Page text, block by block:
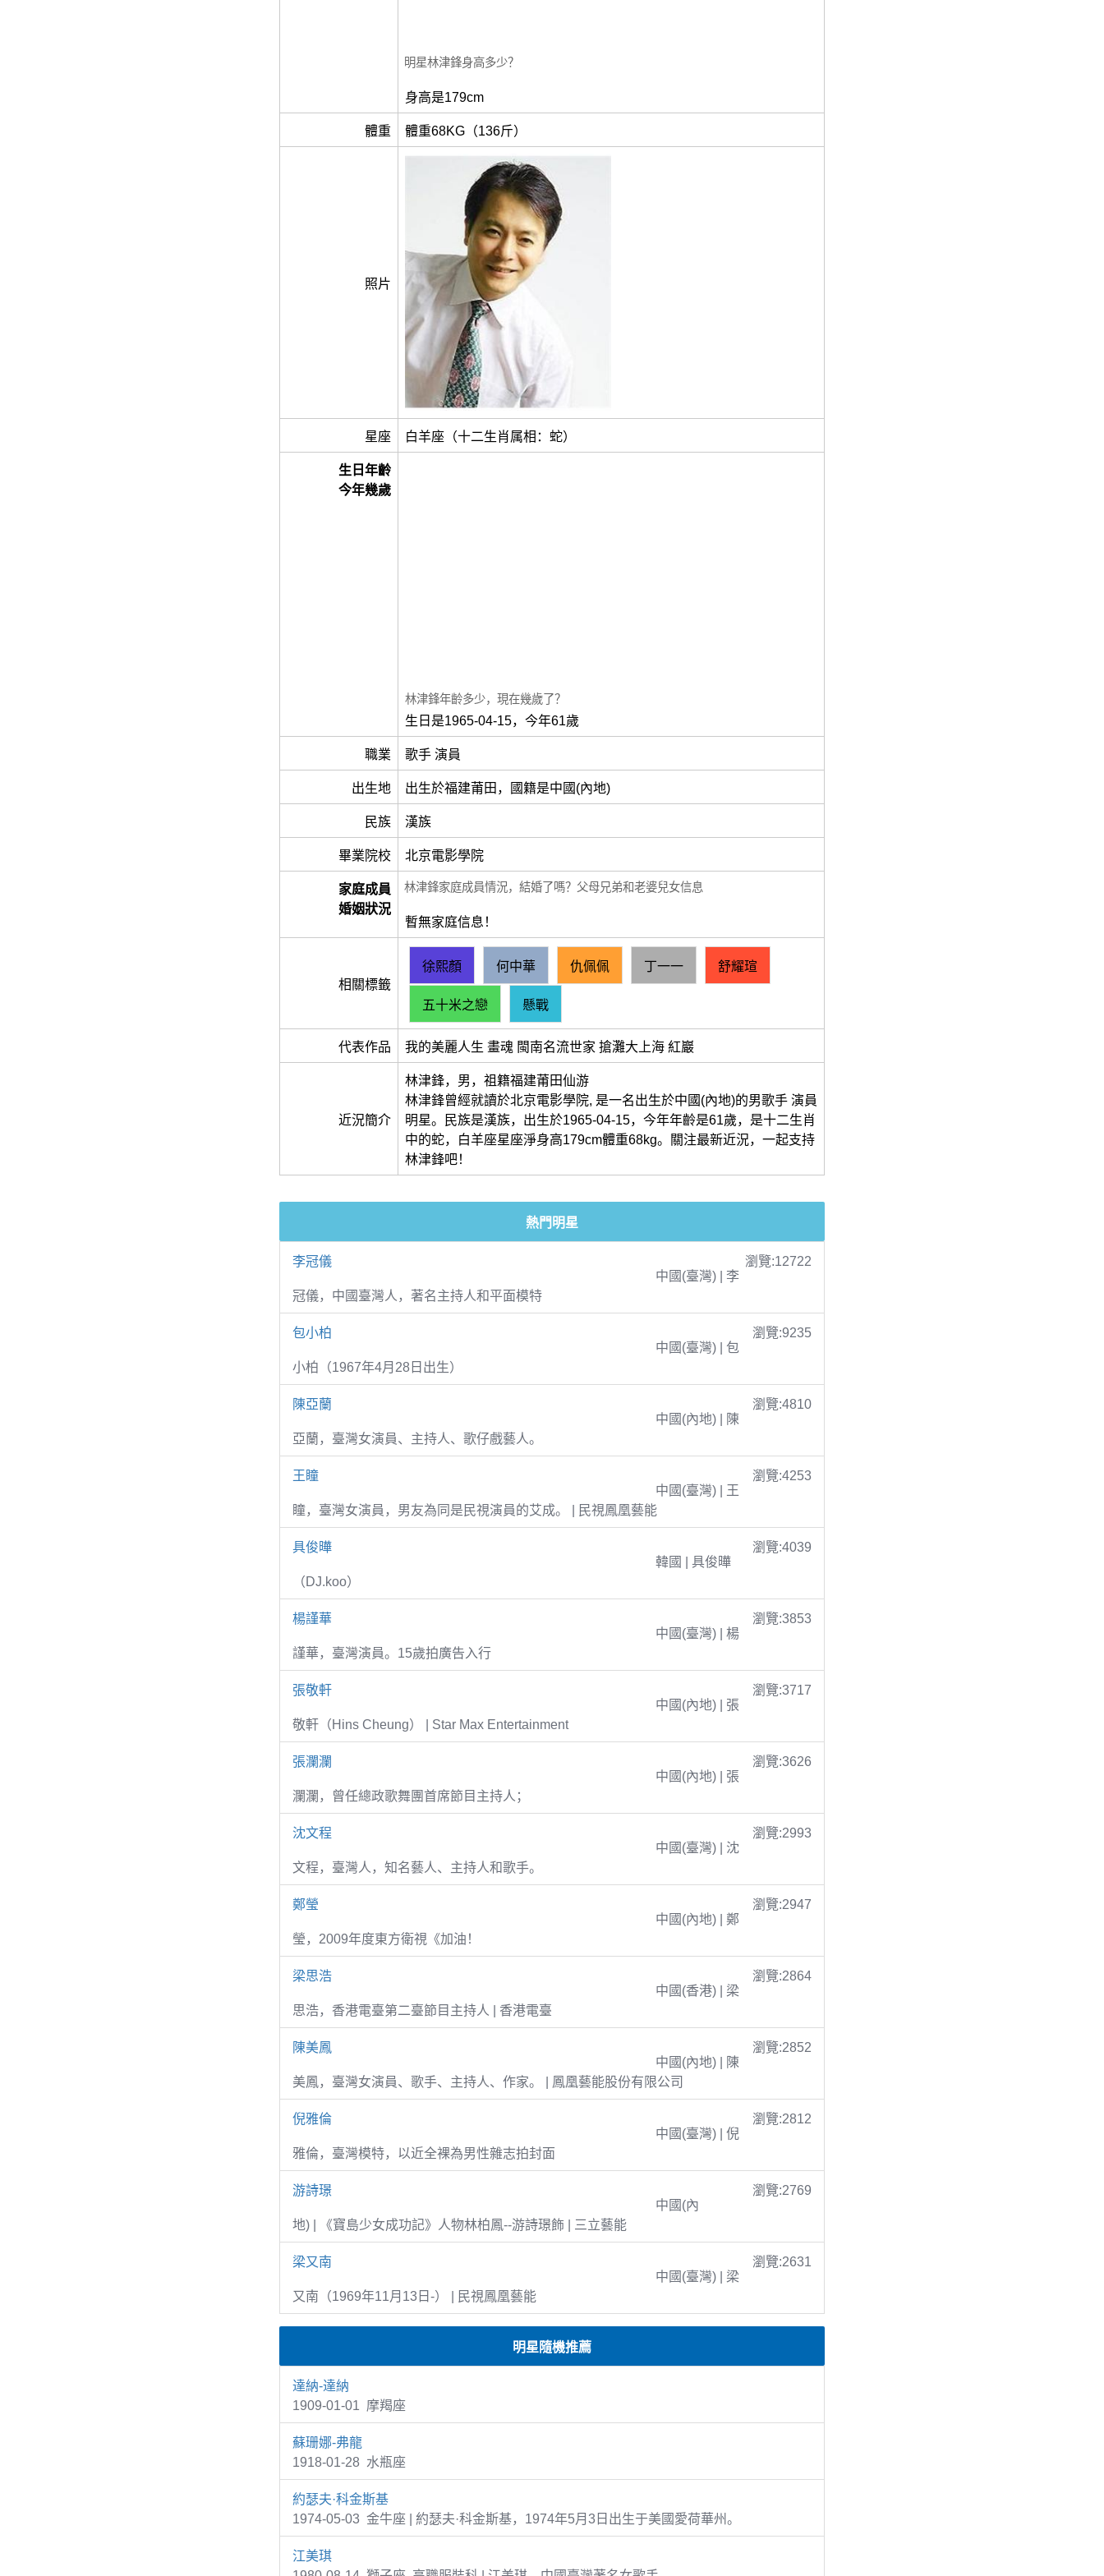
明星林津鋒身高多少？
身高是179cm
體重 體重68KG（136斤）
照片
星座 白羊座（十二生肖属相：蛇）
生日年齡
今年幾歲
林津鋒年齡多少，現在幾歲了？
生日是1965-04-15，今年61歲
職業 歌手 演員
出生地 出生於福建莆田，國籍是中國(內地)
民族 漢族
畢業院校 北京電影學院
家庭成員
婚姻狀況
林津鋒家庭成員情況，結婚了嗎？父母兄弟和老婆兒女信息
暫無家庭信息！
相關標籤
徐熙顏 何中華 仇佩佩 丁一一 舒耀瑄
五十米之戀 懸戰
代表作品 我的美麗人生 畫魂 閩南名流世家 搶灘大上海 紅巖
近況簡介
林津鋒，男，祖籍福建莆田仙游
林津鋒曾經就讀於北京電影學院, 是一名出生於中國(內地)的男歌手 演員
明星。民族是漢族，出生於1965-04-15，今年年齡是61歲，是十二生肖
中的蛇，白羊座星座淨身高179cm體重68kg。關注最新近況，一起支持
林津鋒吧！
熱門明星
李冠儀
瀏覽:12722
中國(臺灣) | 李
冠儀，中國臺灣人，著名主持人和平面模特
包小柏
瀏覽:9235
中國(臺灣) | 包
小柏（1967年4月28日出生）
陳亞蘭
瀏覽:4810
中國(內地) | 陳
亞蘭，臺灣女演員、主持人、歌仔戲藝人。
王瞳
瀏覽:4253
中國(臺灣) | 王
瞳，臺灣女演員，男友為同是民視演員的艾成。 | 民視鳳凰藝能
具俊曄
瀏覽:4039
韓國 | 具俊曄
（DJ.koo）
楊謹華
瀏覽:3853
中國(臺灣) | 楊
謹華，臺灣演員。15歲拍廣告入行
張敬軒
瀏覽:3717
中國(內地) | 張
敬軒（Hins Cheung） | Star Max Entertainment
張瀾瀾
瀏覽:3626
中國(內地) | 張
瀾瀾，曾任總政歌舞團首席節目主持人；
沈文程
瀏覽:2993
中國(臺灣) | 沈
文程，臺灣人，知名藝人、主持人和歌手。
鄭瑩
瀏覽:2947
中國(內地) | 鄭
瑩，2009年度東方衛視《加油！
梁思浩
瀏覽:2864
中國(香港) | 梁
思浩，香港電臺第二臺節目主持人 | 香港電臺
陳美鳳
瀏覽:2852
中國(內地) | 陳
美鳳，臺灣女演員、歌手、主持人、作家。 | 鳳凰藝能股份有限公司
倪雅倫
瀏覽:2812
中國(臺灣) | 倪
雅倫，臺灣模特，以近全裸為男性雜志拍封面
游詩璟
瀏覽:2769
中國(內
地) | 《寶島少女成功記》人物林柏鳳--游詩璟飾 | 三立藝能
梁又南
瀏覽:2631
中國(臺灣) | 梁
又南（1969年11月13日-） | 民視鳳凰藝能
明星隨機推薦
達納-達納
1909-01-01 摩羯座
蘇珊娜-弗龍
1918-01-28 水瓶座
約瑟夫·科金斯基
1974-05-03 金牛座 | 約瑟夫·科金斯基，1974年5月3日出生于美國愛荷華州。
江美琪